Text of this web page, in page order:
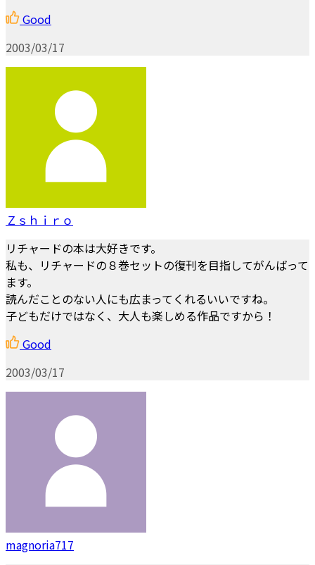
Good
2003/03/17
Ｚｓｈｉｒｏ
リチャードの本は大好きです。
私も、リチャードの８巻セットの復刊を目指してがんばって
ます。
読んだことのない人にも広まってくれるいいですね。
子どもだけではなく、大人も楽しめる作品ですから！
Good
2003/03/17
magnoria717